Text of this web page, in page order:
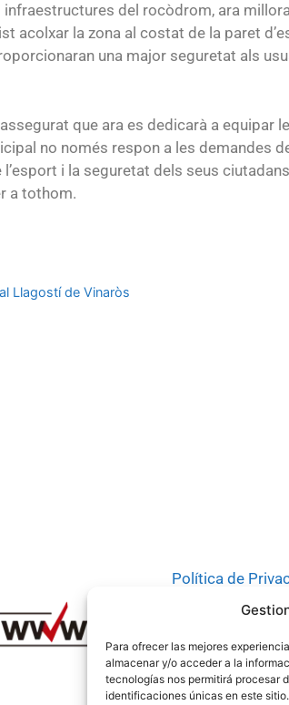
Para ofrecer las mejores
almacenar y/o acceder a la
tecnologías nos permitirá procesar
identificaciones únicas en este
del rocòdrom, ara
acolxar la zona al costat de la paret
una major seguretat als
que ara es dedicarà a equipar
no només respon a les demandes
i la seguretat dels seus
a tothom.
Llagostí de Vinaròs
Política de
Legal